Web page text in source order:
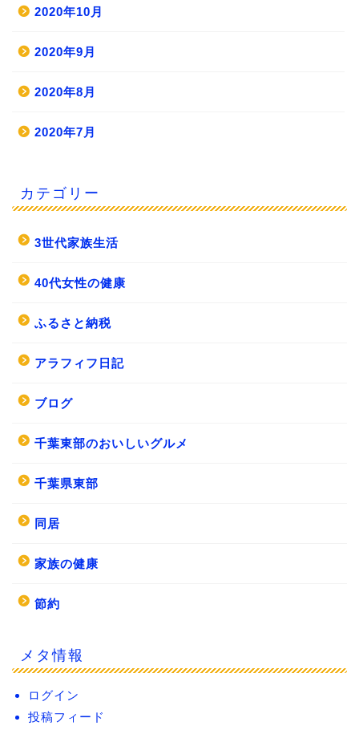
2020年10月
2020年9月
2020年8月
2020年7月
カテゴリー
3世代家族生活
40代女性の健康
ふるさと納税
アラフィフ日記
ブログ
千葉東部のおいしいグルメ
千葉県東部
同居
家族の健康
節約
メタ情報
ログイン
投稿フィード